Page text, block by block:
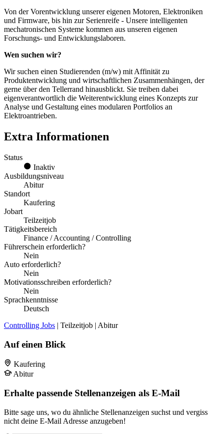
Von der Vorentwicklung unserer eigenen Motoren, Elektroniken
und Firmware, bis hin zur Serienreife - Unsere intelligenten
mechatronischen Systeme kommen aus unseren eigenen
Forschungs- und Entwicklungslaboren.
Wen suchen wir?
Wir suchen einen Studierenden (m/w) mit Affinität zu
Produktentwicklung und wirtschaftlichen Zusammenhängen, der
gerne über den Tellerrand hinausblickt. Sie treiben dabei
eigenverantwortlich die Weiterentwicklung eines Konzepts zur
Analyse und Gestaltung eines modularen Portfolios an
Elektroantrieben.
Extra Informationen
Status
Inaktiv
Ausbildungsniveau
Abitur
Standort
Kaufering
Jobart
Teilzeitjob
Tätigkeitsbereich
Finance / Accounting / Controlling
Führerschein erforderlich?
Nein
Auto erforderlich?
Nein
Motivationsschreiben erforderlich?
Nein
Sprachkenntnisse
Deutsch
Controlling Jobs | Teilzeitjob | Abitur
Auf einen Blick
Kaufering
Abitur
Erhalte passende Stellenanzeigen als E-Mail
Bitte sage uns, wo du ähnliche Stellenanzeigen suchst und vergiss
nicht deine E-Mail Adresse anzugeben!